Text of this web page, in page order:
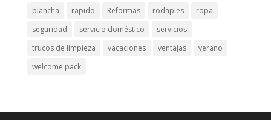
plancha
rapido Reformas rodapies
ropa
seguridad
servicio doméstico
servicios
trucos de limpieza
vacaciones ventajas
verano
welcome pack